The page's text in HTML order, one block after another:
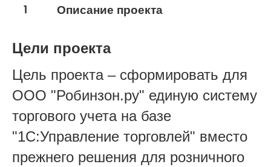
1 Описание проекта
Цели проекта
Цель проекта – сформировать для
ООО "Робинзон.ру" единую систему
торгового учета на базе
"1С:Управление торговлей" вместо
прежнего решения для розничного